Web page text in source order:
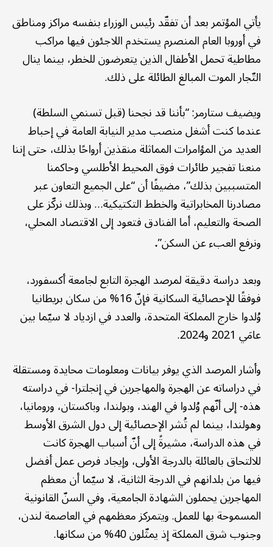
يأتي المؤتمر بعد أن تفقّد رئيس الوزراء بنفسه مراكز ومناطق
في أوروبا العام المنصرم يستخدم اللاجئون فيها مراكب
مطاطية تحمل الأطفال الذين يتعرضون للخطر، بينما ينال
التّجار الموت المبالغ الطائلة على ذلك.
ويضيف ستارمر: “بأننا قد نجحنا (قبل تسنمي السلطة)
عندما كنت أشغل منصب مدير النيابة العامة في إحباط
العديد من المؤامرات المماثلة منقذين أرواحًا بذلك، حتى إننا
منعنا تفجير طائرات فوق المحيط الأطلسي وحاكمنا
المتسببين بذلك”، مضيفًا أن “على الجميع التعاون عبر
مصادرنا المخابراتية والخطط التكتيكية… وبذلك نركّز على
الصحة والتعليم، أما الفنادق فتعود إلى الاقتصاد المحلي،
ونرفع العبء عن السكن”.
وبعد دراسة دقيقة لمرصد الهجرة التابع لجامعة أكسفورد،
فوفقًا للإحصائية السكانية فإنّ 16% من سكان بريطانيا
وُلدوا خارج المملكة المتحدة، والعدد في ازدياد لا سيّما بين
عامَي 2021 و2024.
وأشار المرصد الذي يوفر بيانات ومعلومات محايدة ومستقلة
في دراساته عن الهجرة والمهاجرين في إنجلترا- في دراسته
هذه- إلى أنّهم وُلدوا في الهند، وبولندا، وباكستان، ورومانيا،
وهولندا، بينما لم تُشر الإحصائية إلى دول الشرق الأوسط
في هذه الدراسة، مشيرةً إلى أنّ أسباب الهجرة كانت
للالتحاق بالعائلة بالدرجة الأولى، وإيجاد فرص عمل أفضل
فيها من بلدانهم في الدرجة الثانية، لا سيّما أن معظم
المهاجرين يحملون الشهادة الجامعية، وفي السنّ القانونية
المسموحة بها للعمل. ويتمركز معظمهم في العاصمة لندن،
وجنوب شرق المملكة إذ يمثّلون 40% من سكانها.